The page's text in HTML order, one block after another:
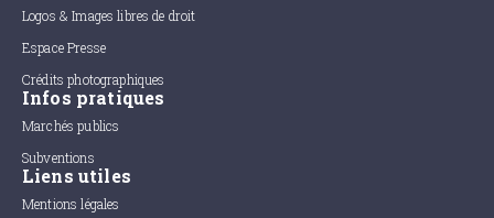
Logos & Images libres de droit
Espace Presse
Crédits photographiques
Infos pratiques
Marchés publics
Subventions
Liens utiles
Mentions légales